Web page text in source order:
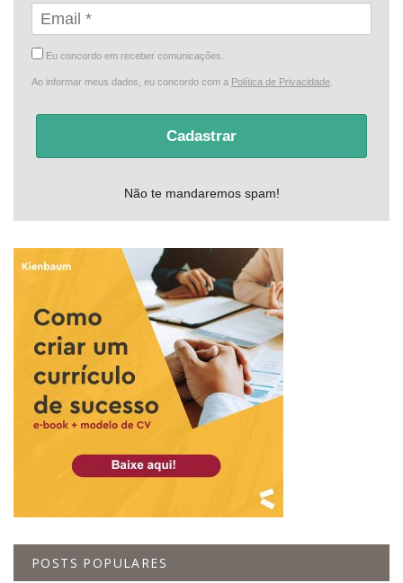
Eu concordo em receber comunicações.
Ao informar meus dados, eu concordo com a Política de Privacidade
Cadastrar
Não te mandaremos spam!
POSTS POPULARES